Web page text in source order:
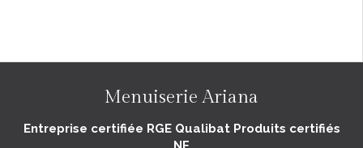
Menuiserie Ariana
Entreprise certifiée RGE Qualibat Produits certifiés